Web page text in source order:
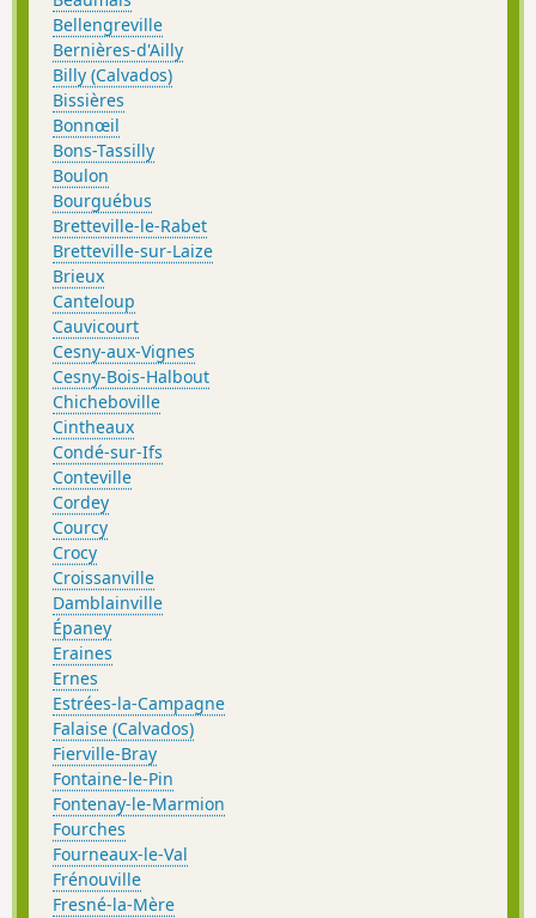
Bellengreville
Bernières-d'Ailly
Billy (Calvados)
Bissières
Bonnœil
Bons-Tassilly
Boulon
Bourguébus
Bretteville-le-Rabet
Bretteville-sur-Laize
Brieux
Canteloup
Cauvicourt
Cesny-aux-Vignes
Cesny-Bois-Halbout
Chicheboville
Cintheaux
Condé-sur-Ifs
Conteville
Cordey
Courcy
Crocy
Croissanville
Damblainville
Épaney
Eraines
Ernes
Estrées-la-Campagne
Falaise (Calvados)
Fierville-Bray
Fontaine-le-Pin
Fontenay-le-Marmion
Fourches
Fourneaux-le-Val
Frénouville
Fresné-la-Mère